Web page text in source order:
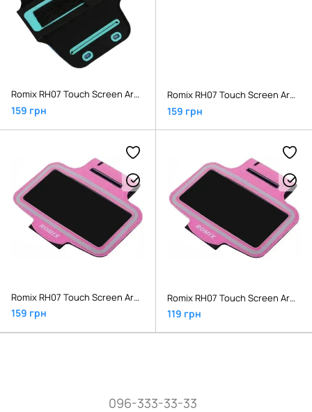
Romix RH07 Touch Screen Armband Case 4.7 Blue
159 грн
Romix RH07 Touch Screen Armband Case 4.7 Green
159 грн
Romix RH07 Touch Screen Armband Case 4.7 Pink
159 грн
Romix RH07 Touch Screen Armband Case 5.5 Pink
119 грн
096-333-33-33